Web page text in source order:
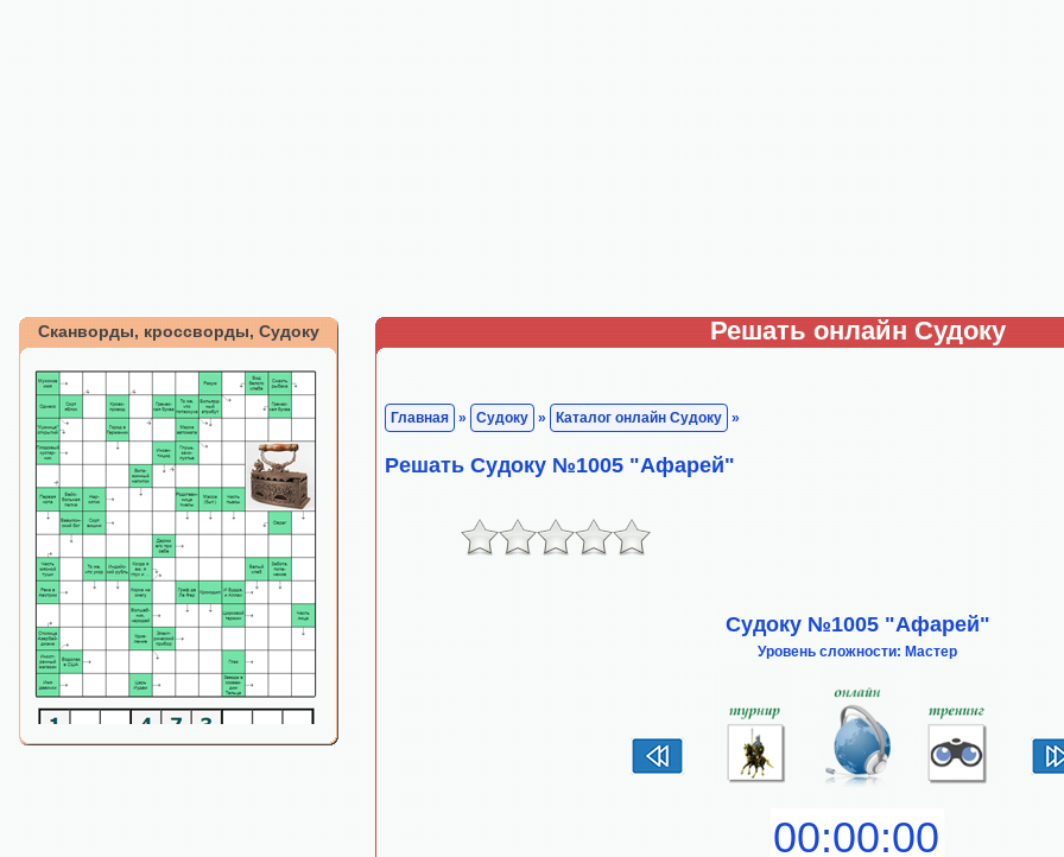
Сканворды, кроссворды, Судоку Решать онлайн Судоку
Главная » Судоку » Каталог онлайн Судоку »
Решать Судоку №1005 "Афарей"
Судоку №1005 "Афарей"
Уровень сложности: Мастер